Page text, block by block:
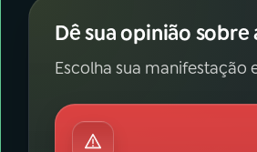
Dê sua opinião
Escolha sua manifestação